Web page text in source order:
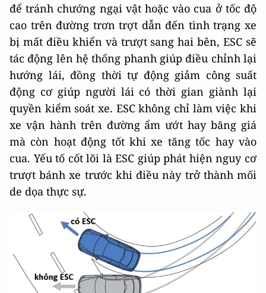
để tránh chướng ngại vật hoặc vào cua ở tốc độ
cao trên đường trơn trợt dẫn đến tình trạng xe
bị mất điều khiển và trượt sang hai bên, ESC sẽ
tác động lên hệ thống phanh giúp điều chỉnh lại
hướng lái, đồng thời tự động giảm công suất
động cơ giúp người lái có thời gian giành lại
quyền kiểm soát xe. ESC không chỉ làm việc khi
xe vận hành trên đường ẩm ướt hay băng giá
mà còn hoạt động tốt khi xe tăng tốc hay vào
cua. Yếu tố cốt lõi là ESC giúp phát hiện nguy cơ
trượt bánh xe trước khi điều này trở thành mối
de dọa thực sự.